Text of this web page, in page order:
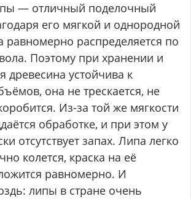
— отличный поделочный
его мягкой и однородной
равномерно распределяется по
Поэтому при хранении и
древесина устойчива к
она не трескается, не
Из-за той же мягкости
обработке, и при этом у
отсутствует запах. Липа легко
колется, краска на её
равномерно. И
липы в стране очень